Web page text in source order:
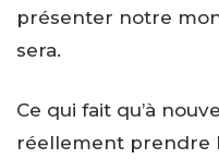
présenter notre
sera.
Ce qui fait qu’à
réellement prendre